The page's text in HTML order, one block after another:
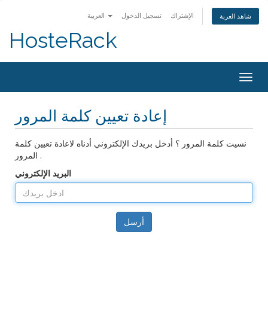
تسجيل الدخول الإشتراك شاهد العربة
HosteRack
إعادة تعيين كلمة المرور
نسيت كلمة المرور ؟ أدخل بريدك الإلكتروني أدناه لاعادة تعيين كلمة
المرور .
البريد الإلكتروني
أرسل